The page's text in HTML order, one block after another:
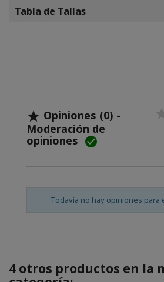
Tabla de Tallas
 Opiniones (0) -
Moderación de
opiniones 
Todavía no hay opiniones para
4 otros productos en la